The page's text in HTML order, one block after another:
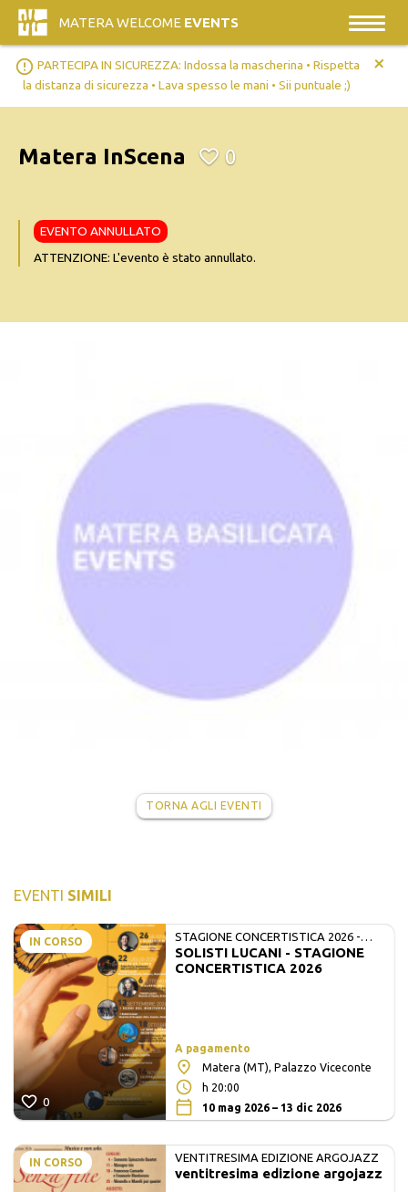
MATERA WELCOME EVENTS
error_outline PARTECIPA IN SICUREZZA: Indossa la mascherina • Rispetta
la distanza di sicurezza • Lava spesso le mani • Sii puntuale ;)
+
Matera InScena 0
EVENTO ANNULLATO
ATTENZIONE: L'evento è stato annullato.
TORNA AGLI EVENTI
EVENTI SIMILI
IN CORSO
0
STAGIONE CONCERTISTICA 2026 -
MATE E SOLISTI LUCANI
SOLISTI LUCANI - STAGIONE
CONCERTISTICA 2026
A pagamento
Matera (MT), Palazzo Viceconte
h 20:00
10 mag 2026 – 13 dic 2026
IN CORSO VENTITRESIMA EDIZIONE ARGOJAZZ
ventitresima edizione argojazz